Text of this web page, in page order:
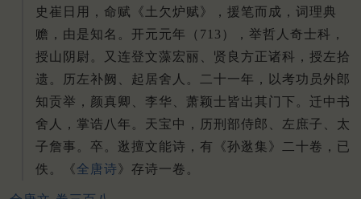
史崔日用，命赋《土欠炉赋》，援笔而成，词理典
赡，由是知名。开元元年（713），举哲人奇士科，
授山阴尉。又连登文藻宏丽、贤良方正诸科，授左拾
遗。历左补阙、起居舍人。二十一年，以考功员外郎
知贡举，颜真卿、李华、萧颖士皆出其门下。迁中书
舍人，掌诰八年。天宝中，历刑部侍郎、左庶子、太
子詹事。卒。逖擅文能诗，有《孙逖集》二十卷，已
佚。《全唐诗》存诗一卷。